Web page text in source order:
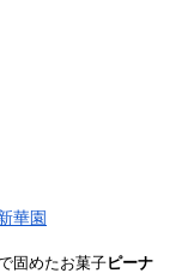
華園
固めたお菓子ピーナ